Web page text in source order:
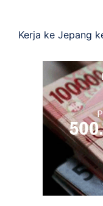
Kerja ke Jepang